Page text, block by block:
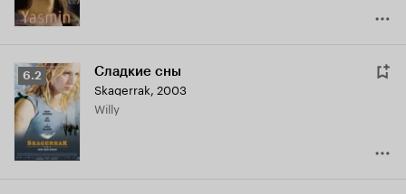
Рейтинг
Кинопоиска
6.2
6.2 Сладкие сны
Skagerrak, 2003
Willy